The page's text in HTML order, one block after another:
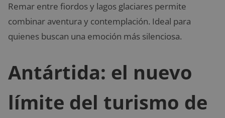
Remar entre fiordos y lagos glaciares permite
combinar aventura y contemplación. Ideal para
quienes buscan una emoción más silenciosa.
Antártida: el nuevo
límite del turismo de